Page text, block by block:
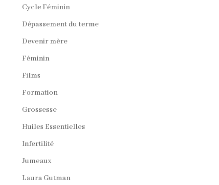
Cycle Féminin
Dépassement du terme
Devenir mère
Féminin
Films
Formation
Grossesse
Huiles Essentielles
Infertilité
Jumeaux
Laura Gutman